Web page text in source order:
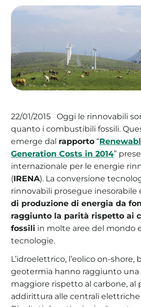
22/01/2015
Oggi le rinnovabili
quanto i combustibili fossili.
emerge dal rapporto “
Generation Costs in 2014”
internazionale per le energie
(IRENA). La conversione
rinnovabili prosegue inesorabile
di produzione di energia da
raggiunto la parità rispetto ai
fossili in molte aree del mondo
tecnologie.
L’idroelettrico, l’eolico on-shore,
geotermia hanno raggiunto
maggiore rispetto al carbone, al
addirittura alle centrali